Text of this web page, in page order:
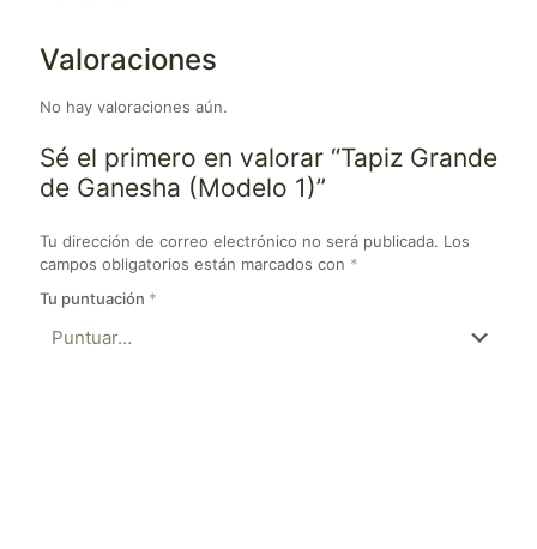
Valoraciones
No hay valoraciones aún.
Sé el primero en valorar “Tapiz Grande
de Ganesha (Modelo 1)”
Tu dirección de correo electrónico no será publicada. Los
campos obligatorios están marcados con *
Tu puntuación *